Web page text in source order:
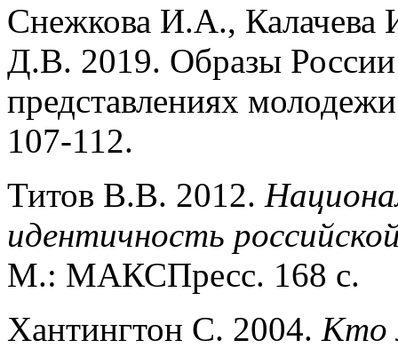
Снежкова И.А.,
Д.В. 2019. Образы России
представлениях
107-112.
Титов В.В. 2012.
идентичность
М.: МАКСПресс. 168 с.
Хантингтон С. 2004. Кто